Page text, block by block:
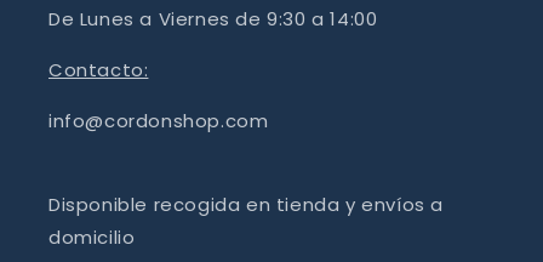
De Lunes a Viernes de 9:30 a 14:00
Contacto:
info@cordonshop.com
Disponible recogida en tienda y envíos a
domicilio